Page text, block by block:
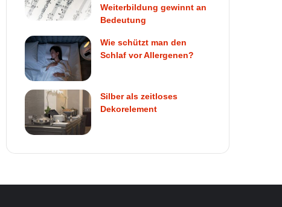
Weiterbildung gewinnt an
Bedeutung
Wie schützt man den
Schlaf vor Allergenen?
Silber als zeitloses
Dekorelement